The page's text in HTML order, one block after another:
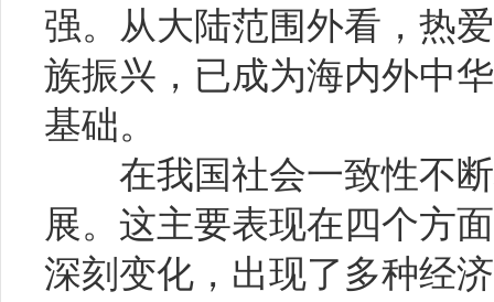
强。从大陆范围外看，热
族振兴，已成为海内外中
基础。
在我国社会一致性不断
展。这主要表现在四个方
深刻变化，出现了多种经